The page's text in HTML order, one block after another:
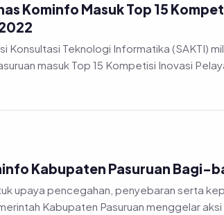
Kominfo Masuk Top 15
Konsultasi Teknologi Informatika (SAKTI)
masuk Top 15 Kompetisi Inovasi
Kabupaten Pasuruan Bagi-
upaya pencegahan, penyebaran serta
Kabupaten Pasuruan menggelar aksi